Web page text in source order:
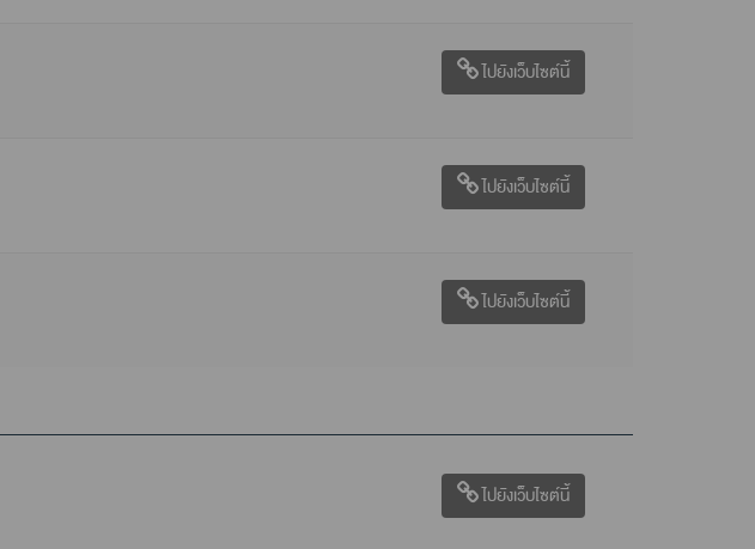
ไปยังเว็บไซต์นี้
ไปยังเว็บไซต์นี้
ไปยังเว็บไซต์นี้
ไปยังเว็บไซต์นี้